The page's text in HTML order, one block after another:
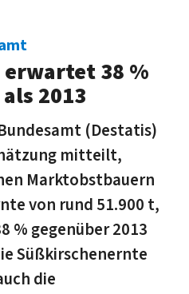
erwartet 38 %
2013
(Destatis)
mitteilt,
Marktobstbauern
von rund 51.900 t,
% gegenüber 2013
Süßkirschenernte
die